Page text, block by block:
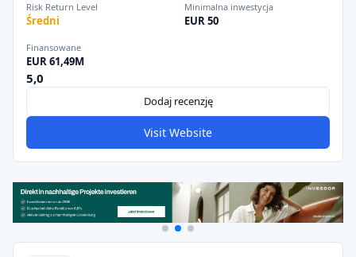
Risk Return Level
Średni
Minimalna inwestycja
EUR 50
Finansowane
EUR 61,49M
5,0
Dodaj recenzję
Visit Website